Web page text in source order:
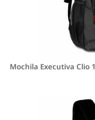
Mochila Executiva Clio